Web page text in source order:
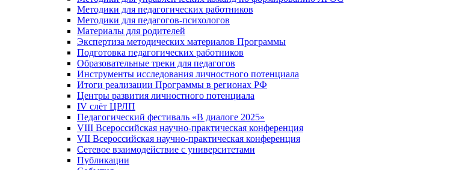
Методики для педагогических работников
Методики для педагогов-психологов
Материалы для родителей
Экспертиза методических материалов Программы
Подготовка педагогических работников
Образовательные треки для педагогов
Инструменты исследования личностного потенциала
Итоги реализации Программы в регионах РФ
Центры развития личностного потенциала
IV слёт ЦРЛП
Педагогический фестиваль «В диалоге 2025»
VIII Всероссийская научно-практическая конференция
VII Всероссийская научно-практическая конференция
Сетевое взаимодействие с университетами
Публикации